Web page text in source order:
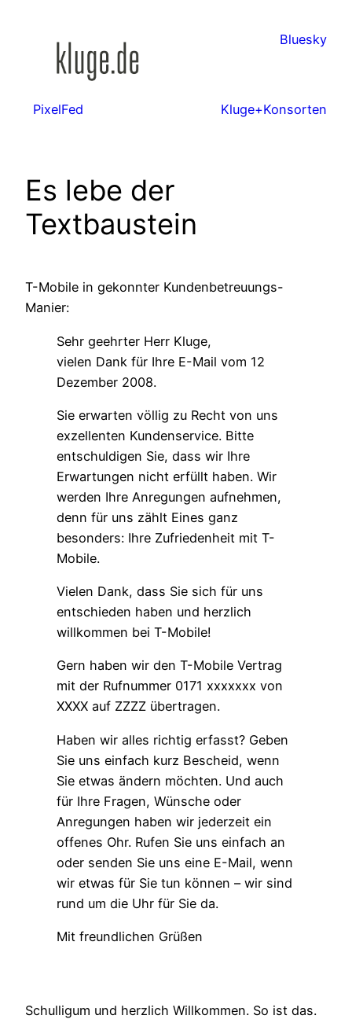
Bluesky
PixelFed Kluge+Konsorten
Es lebe der
Textbaustein
T-Mobile in gekonnter Kundenbetreuungs-
Manier:
Sehr geehrter Herr Kluge,
vielen Dank für Ihre E-Mail vom 12
Dezember 2008.
Sie erwarten völlig zu Recht von uns
exzellenten Kundenservice. Bitte
entschuldigen Sie, dass wir Ihre
Erwartungen nicht erfüllt haben. Wir
werden Ihre Anregungen aufnehmen,
denn für uns zählt Eines ganz
besonders: Ihre Zufriedenheit mit T-
Mobile.
Vielen Dank, dass Sie sich für uns
entschieden haben und herzlich
willkommen bei T-Mobile!
Gern haben wir den T-Mobile Vertrag
mit der Rufnummer 0171 xxxxxxx von
XXXX auf ZZZZ übertragen.
Haben wir alles richtig erfasst? Geben
Sie uns einfach kurz Bescheid, wenn
Sie etwas ändern möchten. Und auch
für Ihre Fragen, Wünsche oder
Anregungen haben wir jederzeit ein
offenes Ohr. Rufen Sie uns einfach an
oder senden Sie uns eine E-Mail, wenn
wir etwas für Sie tun können – wir sind
rund um die Uhr für Sie da.
Mit freundlichen Grüßen
Schulligum und herzlich Willkommen. So ist das.